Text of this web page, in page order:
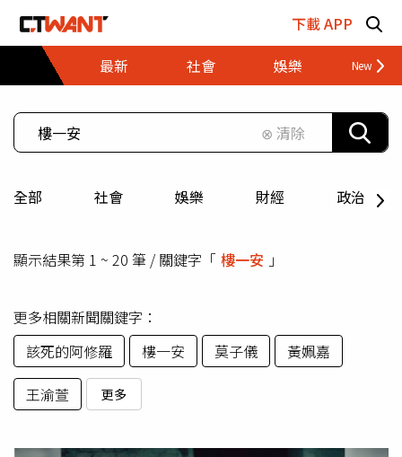
下載 APP
最新
社會 娛樂 財經
⊗ 清除
全部 社會 娛樂 財經 政治
顯示結果第 1 ~ 20 筆 / 關鍵字「 樓一安 」
更多相關新聞關鍵字：
該死的阿修羅
樓一安 莫子儀
黃姵嘉
王渝萱
更多